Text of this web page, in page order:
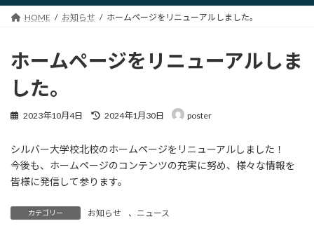
HOME お知らせ ホームページをリニューアルしました。
ホームページをリニューアルしま
した。
2023年10月4日
最
新
日
時
:
2024年1月30日 poster
シルバー大学校北校のホームページをリニューアルしました！
今後も、ホームページのコンテンツの充実に努め、様々な情報を
皆様に発信して参ります。
カテゴリー お知らせ 、 ニュース